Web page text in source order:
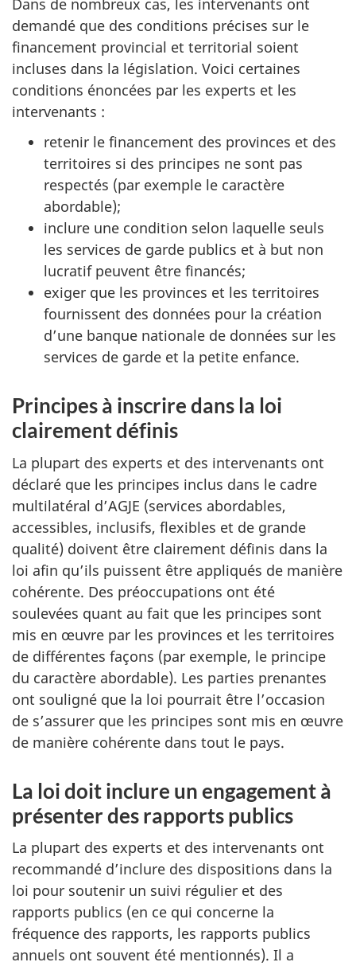
demandé que des conditions précises sur le
financement provincial et territorial soient
incluses dans la législation. Voici certaines
conditions énoncées par les experts et les
intervenants :
retenir le financement des provinces et des
territoires si des principes ne sont pas
respectés (par exemple le caractère
abordable);
inclure une condition selon laquelle seuls
les services de garde publics et à but non
lucratif peuvent être financés;
exiger que les provinces et les territoires
fournissent des données pour la création
d’une banque nationale de données sur les
services de garde et la petite enfance.
Principes à inscrire dans la loi
clairement définis
La plupart des experts et des intervenants ont
déclaré que les principes inclus dans le cadre
multilatéral d’AGJE (services abordables,
accessibles, inclusifs, flexibles et de grande
qualité) doivent être clairement définis dans la
loi afin qu’ils puissent être appliqués de manière
cohérente. Des préoccupations ont été
soulevées quant au fait que les principes sont
mis en œuvre par les provinces et les territoires
de différentes façons (par exemple, le principe
du caractère abordable). Les parties prenantes
ont souligné que la loi pourrait être l’occasion
de s’assurer que les principes sont mis en œuvre
de manière cohérente dans tout le pays.
La loi doit inclure un engagement à
présenter des rapports publics
La plupart des experts et des intervenants ont
recommandé d’inclure des dispositions dans la
loi pour soutenir un suivi régulier et des
rapports publics (en ce qui concerne la
fréquence des rapports, les rapports publics
annuels ont souvent été mentionnés). Il a